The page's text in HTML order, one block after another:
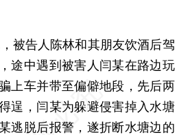
减少，创自1899年以来新低
际、市场消息36条）
产量目标 2025粮食如何稳产丰产
商业保险可以做什么？
楼市“去库存”出现新路径 湖北大学拟收购存量商品房用作学生宿舍
被告人陈林和其朋友饮酒后驾
途中遇到被害人闫某在路边玩
上车并带至偏僻地段，先后两
逞，闫某为躲避侵害掉入水塘
逃脱后报警，遂折断水塘边的